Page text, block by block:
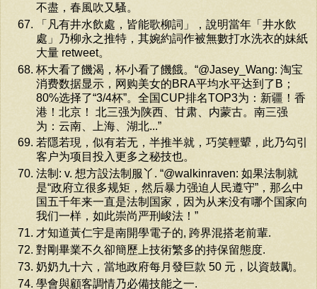
不盡，春風吹又騷。
「凡有井水飲處，皆能歌柳詞」，說明當年「井水飲
處」乃柳永之推特，其婉約詞作被無數打水洗衣的妹紙
大量 retweet。
杯大看了饑渴，杯小看了饑餓。“@Jasey_Wang: 淘宝
消费数据显示，网购美女的BRA平均水平达到了B；
80%选择了“3/4杯”。全国CUP排名TOP3为：新疆！香
港！北京！ 北三强为陕西、甘肃、内蒙古。南三强
为：云南、上海、湖北...”
若隱若現，似有若无，半推半就，巧笑輕顰，此乃勾引
客户为项目投入更多之秘技也。
法制: v. 想方設法制服丫. “@walkinraven: 如果法制就
是“政府立很多规矩，然后暴力强迫人民遵守”，那么中
国五千年来一直是法制国家，因为从来没有哪个国家向
我们一样，如此崇尚严刑峻法！”
才知道黃仁宇是南開學電子的, 跨界混搭老前輩.
對剛畢業不久卻簡歷上技術繁多的持保留態度.
奶奶九十六，當地政府每月發巨款 50 元，以資鼓勵。
學會與顧客調情乃必備技能之一.